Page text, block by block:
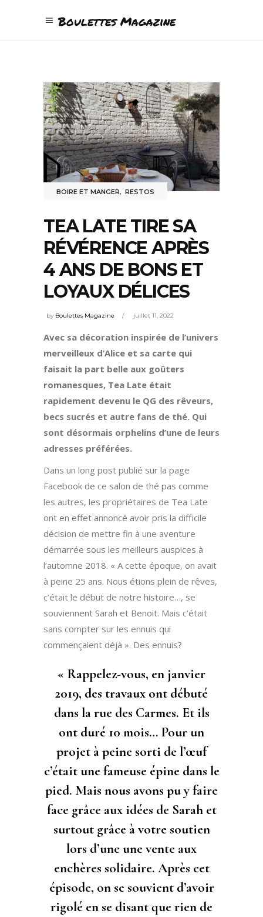
Boulettes Magazine
BOIRE ET MANGER,RESTOS
TEA LATE TIRE SA
RÉVÉRENCE APRÈS
4 ANS DE BONS ET
LOYAUX DÉLICES
by Boulettes Magazine juillet 11, 2022
Avec sa décoration inspirée de l’univers
merveilleux d’Alice et sa carte qui
faisait la part belle aux goûters
romanesques, Tea Late était
rapidement devenu le QG des rêveurs,
becs sucrés et autre fans de thé. Qui
sont désormais orphelins d’une de leurs
adresses préférées.
Dans un long post publié sur la page
Facebook de ce salon de thé pas comme
les autres, les propriétaires de Tea Late
ont en effet annoncé avoir pris la difficile
décision de mettre fin à une aventure
démarrée sous les meilleurs auspices à
l’automne 2018. « A cette époque, on avait
à peine 25 ans. Nous étions plein de rêves,
c’était le début de notre histoire…, se
souviennent Sarah et Benoit. Mais c’était
sans compter sur les ennuis qui
commençaient déjà ». Des ennuis?
« Rappelez-vous, en janvier
2019, des travaux ont débuté
dans la rue des Carmes. Et ils
ont duré 10 mois… Pour un
projet à peine sorti de l’œuf
c’était une fameuse épine dans le
pied. Mais nous avons pu y faire
face grâce aux idées de Sarah et
surtout grâce à votre soutien
lors d’une une vente aux
enchères solidaire. Après cet
épisode, on se souvient d’avoir
rigolé en se disant que rien de